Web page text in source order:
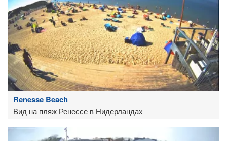
Renesse Beach
Вид на пляж Ренессе в Нидерландах